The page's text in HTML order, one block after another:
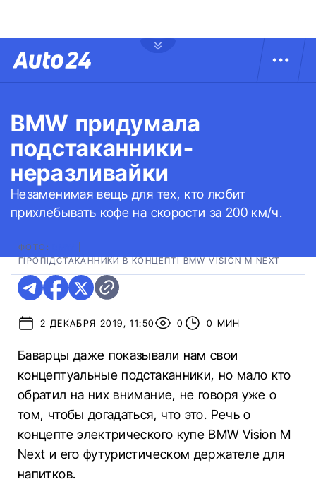
BMW придумала
подстаканники-
неразливайки
Незаменимая вещь для тех, кто любит
прихлебывать кофе на скорости за 200 км/ч.
ФОТО:
ГІРОПІДСТАКАННИКИ В КОНЦЕПТІ BMW VISION M NEXT
2 ДЕКАБРЯ 2019, 11:50 0 0 МИН
Баварцы даже показывали нам свои
концептуальные подстаканники, но мало кто
обратил на них внимание, не говоря уже о
том, чтобы догадаться, что это. Речь о
концепте электрического купе BMW Vision M
Next и его футуристическом держателе для
напитков.